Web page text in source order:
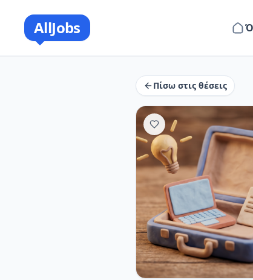
AllJobs
Πίσω στις θέσεις